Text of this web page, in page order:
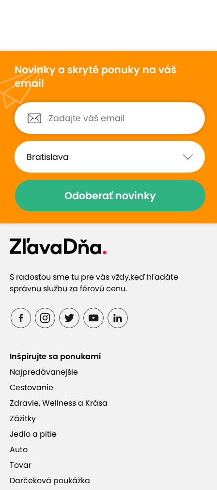
Novinky a skryté ponuky na váš
email
Odoberať novinky
S radosťou sme tu pre vás vždy,keď hľadáte
správnu službu za férovú cenu.
Inšpirujte sa ponukami
Najpredávanejšie
Cestovanie
Zdravie, Wellness a Krása
Zážitky
Jedlo a pitie
Auto
Tovar
Darčeková poukážka